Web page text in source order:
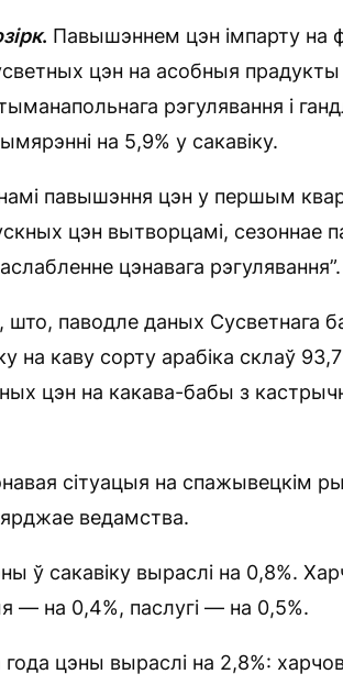
. Павышэннем цэн імпарту на
цэн на асобныя
рэгулявання і
на 5,9% у сакавіку.
павышэння цэн у першым
цэн вытворцамі, сезоннае
цэнавага рэгулявання”.
паводле даных Сусветнага
на каву сорту арабіка склаў
цэн на какава-бабы з
сітуацыя на спажывецкім
ведамства.
ў сакавіку выраслі на 0,8%.
— на 0,4%, паслугі — на 0,5%.
года цэны выраслі на 2,8%: